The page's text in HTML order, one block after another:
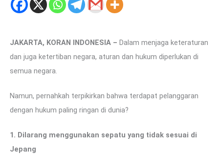
JAKARTA, KORAN INDONESIA – Dalam menjaga keteraturan
dan juga ketertiban negara, aturan dan hukum diperlukan di
semua negara.
Namun, pernahkah terpikirkan bahwa terdapat pelanggaran
dengan hukum paling ringan di dunia?
1. Dilarang menggunakan sepatu yang tidak sesuai di
Jepang